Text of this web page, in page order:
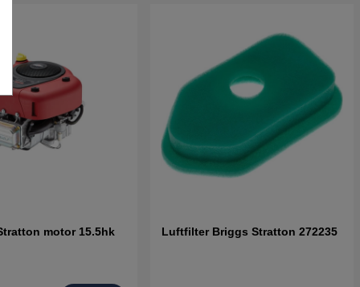
motor 15.5hk
Luftfilter Briggs Stratton 272235